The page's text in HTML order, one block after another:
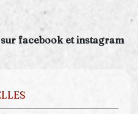
facebook et instagram